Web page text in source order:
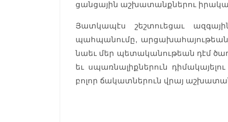
ցանցային աշխատանքներու
Յատկապէս շեշտուեցաւ
պահպանումը, արցախահայութեան
նաեւ մեր պետականութեան դէմ
եւ սպառնալիքներուն
բոլոր ճակատներուն վրայ